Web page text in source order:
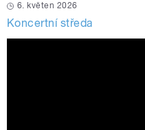
6. květen 2026
Koncertní středa